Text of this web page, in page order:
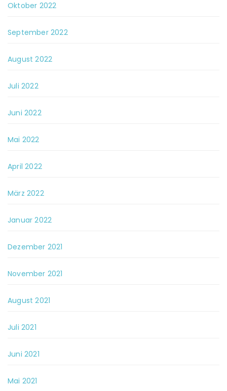
Oktober 2022
September 2022
August 2022
Juli 2022
Juni 2022
Mai 2022
April 2022
März 2022
Januar 2022
Dezember 2021
November 2021
August 2021
Juli 2021
Juni 2021
Mai 2021